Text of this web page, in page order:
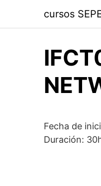
contenido
cursos
Fecha de
Duración: